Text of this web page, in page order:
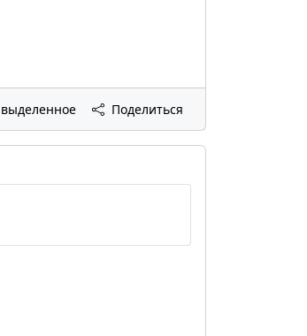
Поделиться